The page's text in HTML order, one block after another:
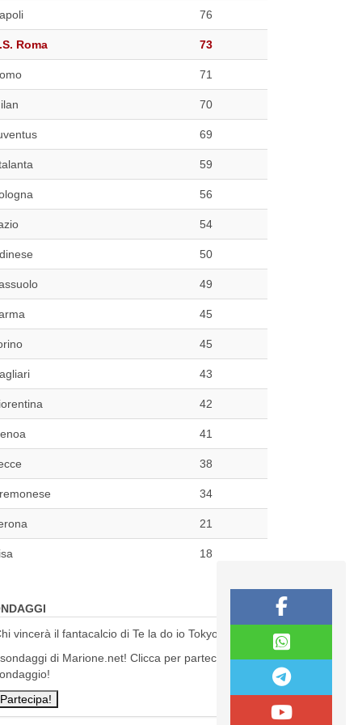
76
Roma 73
71
70
69
59
56
54
50
49
45
45
43
42
41
38
34
21
18
vincerà il fantacalcio di Te la do io Tokyo?
di Marione.net! Clicca per partecipare al